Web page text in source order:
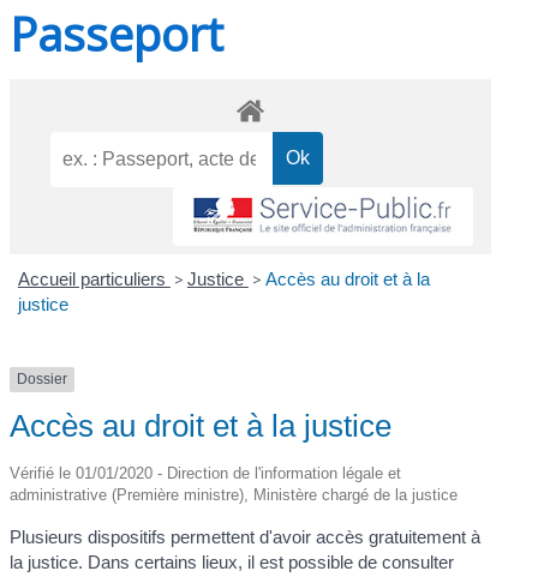
Passeport
Accueil particuliers > Justice > Accès au droit et à la
justice
Dossier
Accès au droit et à la justice
Vérifié le 01/01/2020 - Direction de l'information légale et
administrative (Première ministre), Ministère chargé de la justice
Plusieurs dispositifs permettent d'avoir accès gratuitement à
la justice. Dans certains lieux, il est possible de consulter